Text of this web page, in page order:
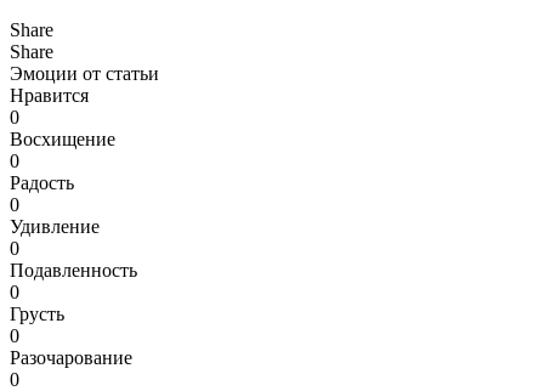
Share
Share
Эмоции от статьи
Нравится
0
Восхищение
0
Радость
0
Удивление
0
Подавленность
0
Грусть
0
Разочарование
0